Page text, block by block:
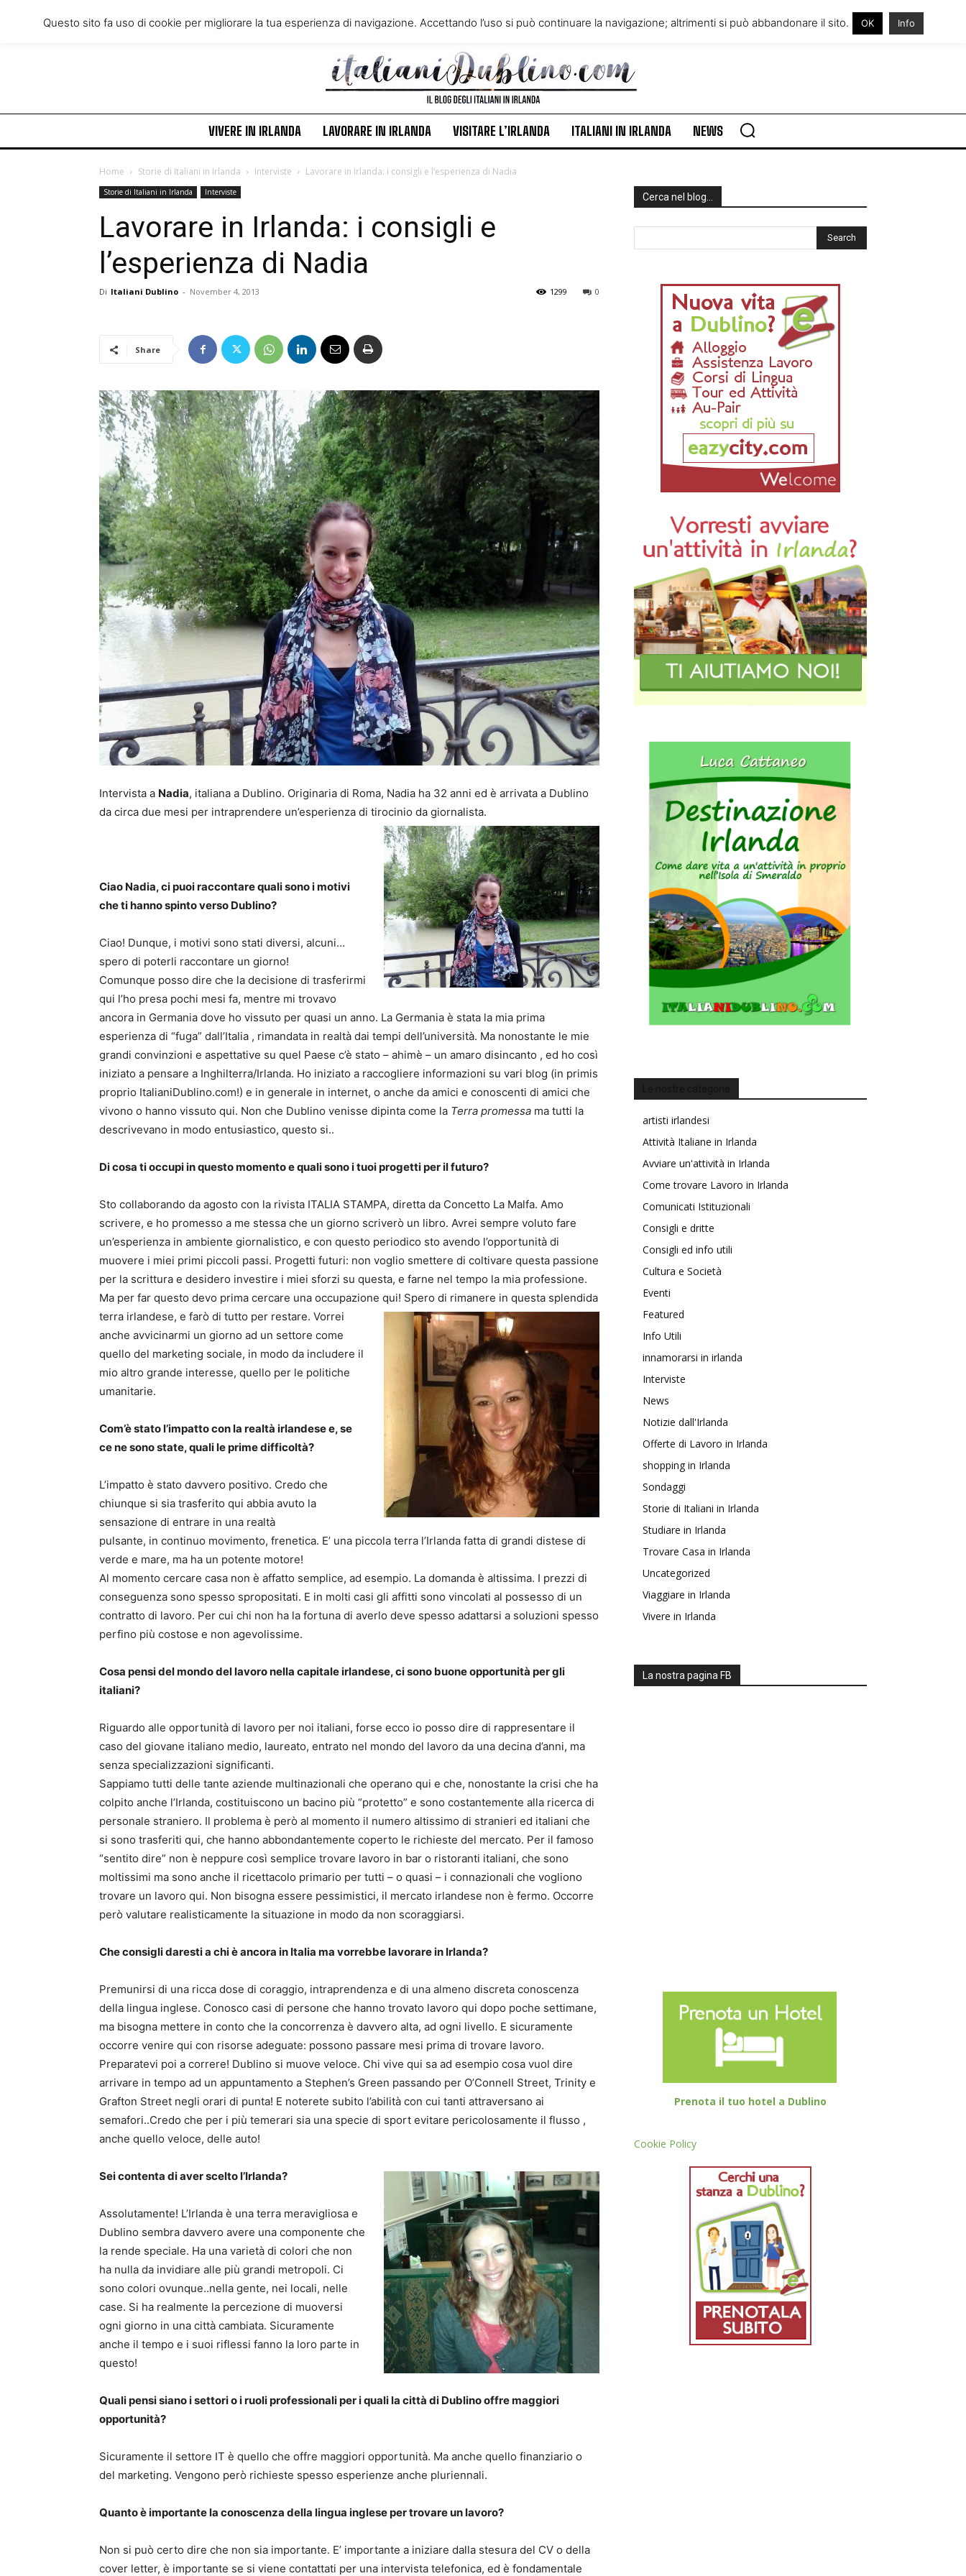
Friday, August 7, 2026 VIVERE IN IRLANDA
VISITARE L’IRLANDA
ITALIANI IN IRLANDA
NEWS
VIVERE IN IRLANDA LAVORARE IN IRLANDA VISITARE L’IRLANDA ITALIANI IN IRLANDA NEWS
Home Storie di Italiani in Irlanda Interviste Lavorare in Irlanda: i consigli e l’esperienza di Nadia
Storie di Italiani in Irlanda Interviste
Lavorare in Irlanda: i consigli e
l’esperienza di Nadia
Di Italiani Dublino - November 4, 2013 0
1299
Share
Intervista a Nadia, italiana a Dublino. Originaria di Roma, Nadia ha 32 anni ed è arrivata a Dublino
da circa due mesi per intraprendere un’esperienza di tirocinio da giornalista.
Ciao Nadia, ci puoi raccontare quali sono i motivi
che ti hanno spinto verso Dublino?
Ciao! Dunque, i motivi sono stati diversi, alcuni…
spero di poterli raccontare un giorno!
Comunque posso dire che la decisione di trasferirmi
qui l’ho presa pochi mesi fa, mentre mi trovavo
ancora in Germania dove ho vissuto per quasi un anno. La Germania è stata la mia prima
esperienza di “fuga” dall’Italia , rimandata in realtà dai tempi dell’università. Ma nonostante le mie
grandi convinzioni e aspettative su quel Paese c’è stato – ahimè – un amaro disincanto , ed ho così
iniziato a pensare a Inghilterra/Irlanda. Ho iniziato a raccogliere informazioni su vari blog (in primis
proprio ItalianiDublino.com!) e in generale in internet, o anche da amici e conoscenti di amici che
vivono o hanno vissuto qui. Non che Dublino venisse dipinta come la Terra promessa ma tutti la
descrivevano in modo entusiastico, questo si..
Di cosa ti occupi in questo momento e quali sono i tuoi progetti per il futuro?
Sto collaborando da agosto con la rivista ITALIA STAMPA, diretta da Concetto La Malfa. Amo
scrivere, e ho promesso a me stessa che un giorno scriverò un libro. Avrei sempre voluto fare
un’esperienza in ambiente giornalistico, e con questo periodico sto avendo l’opportunità di
muovere i miei primi piccoli passi. Progetti futuri: non voglio smettere di coltivare questa passione
per la scrittura e desidero investire i miei sforzi su questa, e farne nel tempo la mia professione.
Ma per far questo devo prima cercare una occupazione qui! Spero di rimanere in questa splendida
terra irlandese, e farò di tutto per restare. Vorrei
anche avvicinarmi un giorno ad un settore come
quello del marketing sociale, in modo da includere il
mio altro grande interesse, quello per le politiche
umanitarie.
Com’è stato l’impatto con la realtà irlandese e, se
ce ne sono state, quali le prime difficoltà?
L’impatto è stato davvero positivo. Credo che
chiunque si sia trasferito qui abbia avuto la
sensazione di entrare in una realtà
pulsante, in continuo movimento, frenetica. E’ una piccola terra l’Irlanda fatta di grandi distese di
verde e mare, ma ha un potente motore!
Al momento cercare casa non è affatto semplice, ad esempio. La domanda è altissima. I prezzi di
conseguenza sono spesso spropositati. E in molti casi gli affitti sono vincolati al possesso di un
contratto di lavoro. Per cui chi non ha la fortuna di averlo deve spesso adattarsi a soluzioni spesso
perfino più costose e non agevolissime.
Cosa pensi del mondo del lavoro nella capitale irlandese, ci sono buone opportunità per gli
italiani?
Riguardo alle opportunità di lavoro per noi italiani, forse ecco io posso dire di rappresentare il
caso del giovane italiano medio, laureato, entrato nel mondo del lavoro da una decina d’anni, ma
senza specializzazioni significanti.
Sappiamo tutti delle tante aziende multinazionali che operano qui e che, nonostante la crisi che ha
colpito anche l’Irlanda, costituiscono un bacino più “protetto” e sono costantemente alla ricerca di
personale straniero. Il problema è però al momento il numero altissimo di stranieri ed italiani che
si sono trasferiti qui, che hanno abbondantemente coperto le richieste del mercato. Per il famoso
“sentito dire” non è neppure così semplice trovare lavoro in bar o ristoranti italiani, che sono
moltissimi ma sono anche il ricettacolo primario per tutti – o quasi – i connazionali che vogliono
trovare un lavoro qui. Non bisogna essere pessimistici, il mercato irlandese non è fermo. Occorre
però valutare realisticamente la situazione in modo da non scoraggiarsi.
Che consigli daresti a chi è ancora in Italia ma vorrebbe lavorare in Irlanda?
Premunirsi di una ricca dose di coraggio, intraprendenza e di una almeno discreta conoscenza
della lingua inglese. Conosco casi di persone che hanno trovato lavoro qui dopo poche settimane,
ma bisogna mettere in conto che la concorrenza è davvero alta, ad ogni livello. E sicuramente
occorre venire qui con risorse adeguate: possono passare mesi prima di trovare lavoro.
Preparatevi poi a correre! Dublino si muove veloce. Chi vive qui sa ad esempio cosa vuol dire
arrivare in tempo ad un appuntamento a Stephen’s Green passando per O’Connell Street, Trinity e
Grafton Street negli orari di punta! E noterete subito l’abilità con cui tanti attraversano ai
semafori..Credo che per i più temerari sia una specie di sport evitare pericolosamente il flusso ,
anche quello veloce, delle auto!
Sei contenta di aver scelto l’Irlanda?
Assolutamente! L’Irlanda è una terra meravigliosa e
Dublino sembra davvero avere una componente che
la rende speciale. Ha una varietà di colori che non
ha nulla da invidiare alle più grandi metropoli. Ci
sono colori ovunque..nella gente, nei locali, nelle
case. Si ha realmente la percezione di muoversi
ogni giorno in una città cambiata. Sicuramente
anche il tempo e i suoi riflessi fanno la loro parte in
questo!
Quali pensi siano i settori o i ruoli professionali per i quali la città di Dublino offre maggiori
opportunità?
Sicuramente il settore IT è quello che offre maggiori opportunità. Ma anche quello finanziario o
del marketing. Vengono però richieste spesso esperienze anche pluriennali.
Quanto è importante la conoscenza della lingua inglese per trovare un lavoro?
Non si può certo dire che non sia importante. E’ importante a iniziare dalla stesura del CV o della
cover letter, è importante se si viene contattati per una intervista telefonica, ed è fondamentale
Cerca nel blog…
artisti irlandesi
Attività Italiane in Irlanda
Avviare un'attività in Irlanda
Come trovare Lavoro in Irlanda
Comunicati Istituzionali
Consigli e dritte
Consigli ed info utili
Cultura e Società
Eventi
Featured
Info Utili
innamorarsi in irlanda
Interviste
News
Notizie dall'Irlanda
Offerte di Lavoro in Irlanda
shopping in Irlanda
Sondaggi
Storie di Italiani in Irlanda
Studiare in Irlanda
Trovare Casa in Irlanda
Uncategorized
Viaggiare in Irlanda
Vivere in Irlanda
La nostra pagina FB
Prenota il tuo hotel a Dublino
Cookie Policy
Questo sito fa uso di cookie per migliorare la tua esperienza di navigazione. Accettando l’uso si può continuare la navigazione; altrimenti si può abbandonare il sito. OK Info